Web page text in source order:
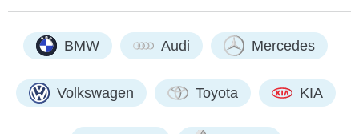
BMW Audi Mercedes
Volkswagen Toyota KIA